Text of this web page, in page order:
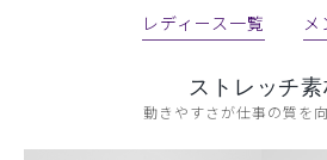
レディース一覧
ストレッチ
動きやすさが仕事の質を